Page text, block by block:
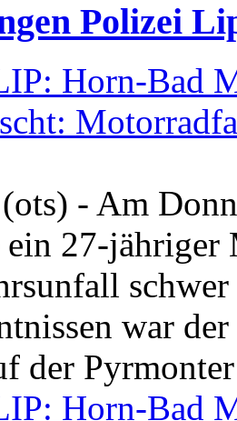
Polizei
Horn-Bad
- Am
27-jähriger
war
der
Horn-Bad